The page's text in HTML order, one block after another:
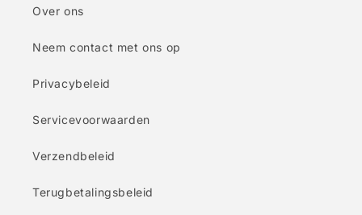
Over ons
Neem contact met ons op
Privacybeleid
Servicevoorwaarden
Verzendbeleid
Terugbetalingsbeleid